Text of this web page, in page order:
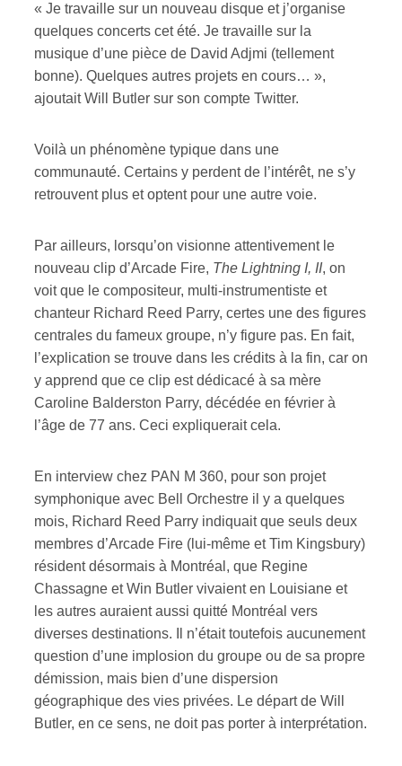
« Je travaille sur un nouveau disque et j’organise
quelques concerts cet été. Je travaille sur la
musique d’une pièce de David Adjmi (tellement
bonne). Quelques autres projets en cours… »,
ajoutait Will Butler sur son compte Twitter.
Voilà un phénomène typique dans une
communauté. Certains y perdent de l’intérêt, ne s’y
retrouvent plus et optent pour une autre voie.
Par ailleurs, lorsqu’on visionne attentivement le
nouveau clip d’Arcade Fire, The Lightning I, II, on
voit que le compositeur, multi-instrumentiste et
chanteur Richard Reed Parry, certes une des figures
centrales du fameux groupe, n’y figure pas. En fait,
l’explication se trouve dans les crédits à la fin, car on
y apprend que ce clip est dédicacé à sa mère
Caroline Balderston Parry, décédée en février à
l’âge de 77 ans. Ceci expliquerait cela.
En interview chez PAN M 360, pour son projet
symphonique avec Bell Orchestre il y a quelques
mois, Richard Reed Parry indiquait que seuls deux
membres d’Arcade Fire (lui-même et Tim Kingsbury)
résident désormais à Montréal, que Regine
Chassagne et Win Butler vivaient en Louisiane et
les autres auraient aussi quitté Montréal vers
diverses destinations. Il n’était toutefois aucunement
question d’une implosion du groupe ou de sa propre
démission, mais bien d’une dispersion
géographique des vies privées. Le départ de Will
Butler, en ce sens, ne doit pas porter à interprétation.